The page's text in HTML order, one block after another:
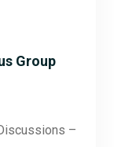
Group
–